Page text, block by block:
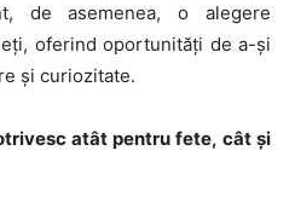
de asemenea, o alegere
oferind oportunități de a-și
și curiozitate.
atât pentru fete, cât și